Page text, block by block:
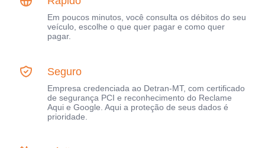
Em poucos minutos, você consulta os débitos do seu
veículo, escolhe o que quer pagar e como quer
pagar.
Seguro
Empresa credenciada ao Detran-MT, com certificado
de segurança PCI e reconhecimento do Reclame
Aqui e Google. Aqui a proteção de seus dados é
prioridade.